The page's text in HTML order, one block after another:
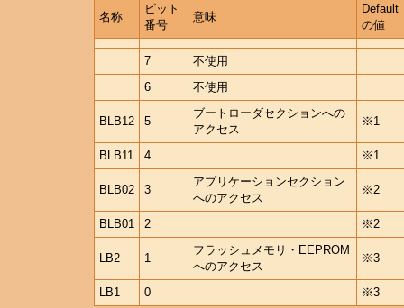
名称
ビット
番号
意味
Default
の値
7
不使用
6
不使用
BLB12 5
ブートローダセクションへの
アクセス
※1
BLB11 4 ※1
BLB02 3
アプリケーションセクション
へのアクセス
※2
BLB01 2 ※2
LB2 1
フラッシュメモリ・EEPROM
へのアクセス
※3
LB1 0 ※3